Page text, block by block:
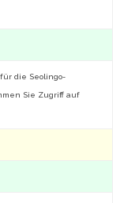
die Seolingo-
Sie Zugriff auf